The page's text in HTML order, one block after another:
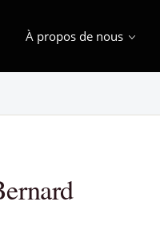
À propos de nous